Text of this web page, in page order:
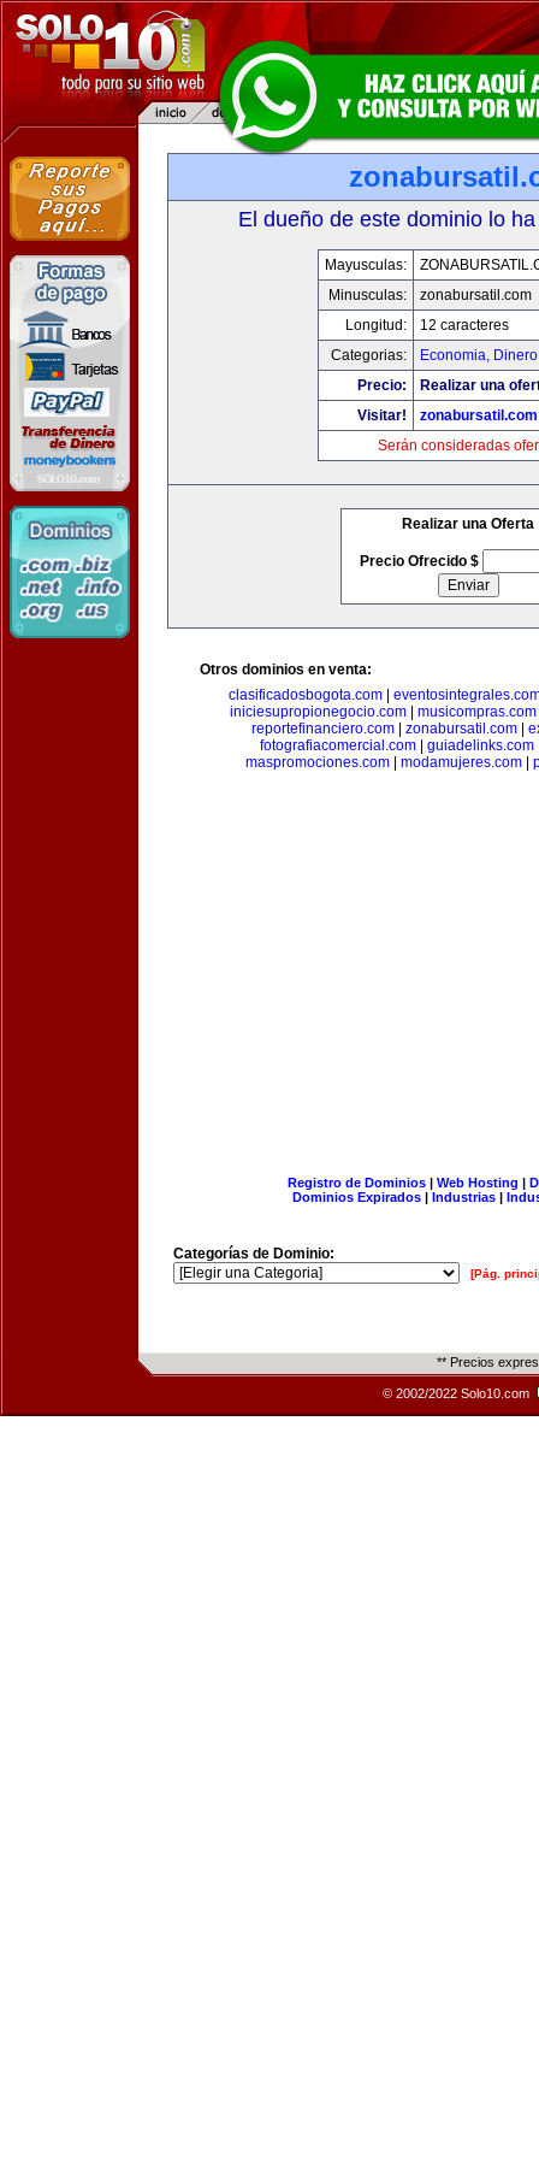
El dueño de este dominio lo
Mayusculas:
Minusculas:
zonabursatil.com
Longitud:
12 caracteres
Categorias:
Economia,
Precio:
Realizar una
Visitar!
zonabursatil.com
Serán consideradas
Realizar una Oferta
Precio Ofrecido $
Otros dominios en venta:
clasificadosbogota.com
iniciesupropionegocio.com
musicompras.com
reportefinanciero.com| zonabursatil.com|
fotografiacomercial.com
guiadelinks.com
maspromociones.com
modamujeres.com
Registro de Dominios| Web Hosting |
Dominios Expirados | Industrias |
Categorías de Dominio:
[Pág.
** Precios
© 2002/2022 Solo10.com